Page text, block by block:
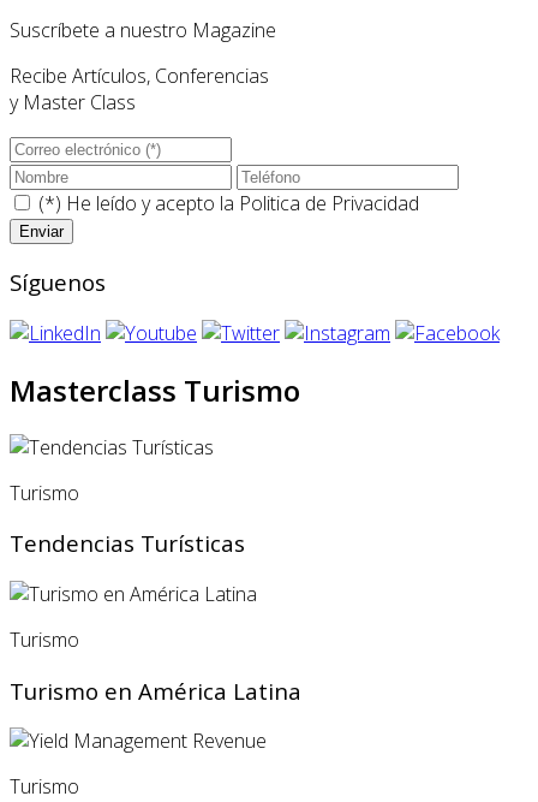
Suscríbete a nuestro Magazine
Recibe Artículos, Conferencias
y Master Class
(*) He leído y acepto la Politica de Privacidad
Síguenos
Masterclass Turismo
Turismo
Tendencias Turísticas
Turismo
Turismo en América Latina
Turismo